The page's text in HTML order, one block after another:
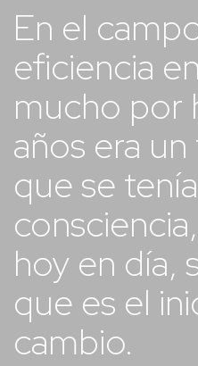
En el
eficiencia
mucho por
años era
que se tenía
hoy en día,
que es el
cambio.